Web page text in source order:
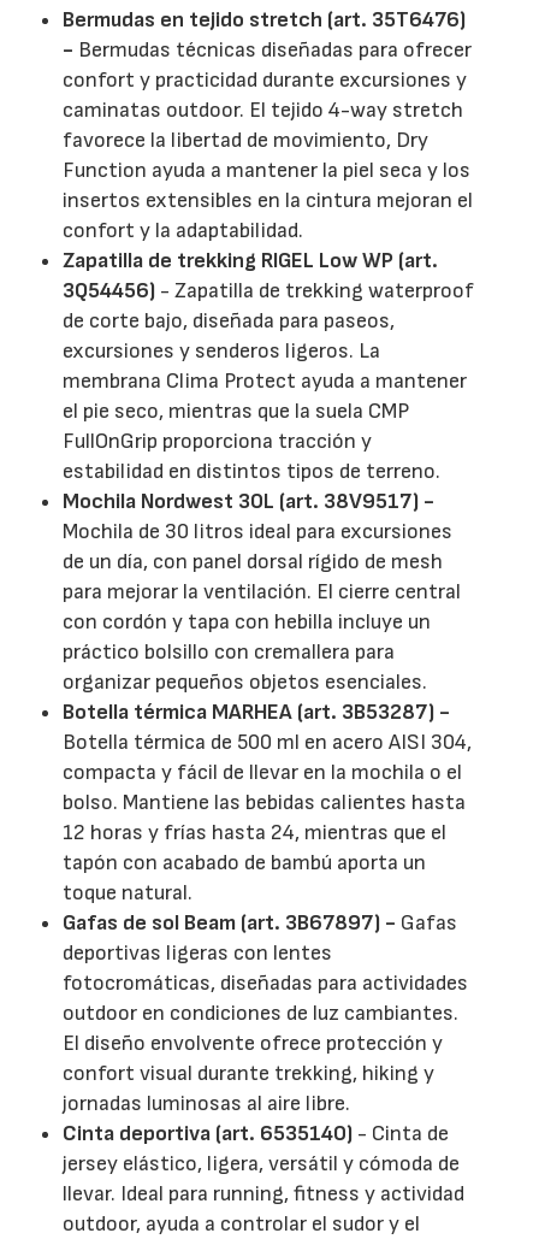
Bermudas en tejido stretch (art. 35T6476)
- Bermudas técnicas diseñadas para ofrecer
confort y practicidad durante excursiones y
caminatas outdoor. El tejido 4-way stretch
favorece la libertad de movimiento, Dry
Function ayuda a mantener la piel seca y los
insertos extensibles en la cintura mejoran el
confort y la adaptabilidad.
Zapatilla de trekking RIGEL Low WP (art.
3Q54456) - Zapatilla de trekking waterproof
de corte bajo, diseñada para paseos,
excursiones y senderos ligeros. La
membrana Clima Protect ayuda a mantener
el pie seco, mientras que la suela CMP
FullOnGrip proporciona tracción y
estabilidad en distintos tipos de terreno.
Mochila Nordwest 30L (art. 38V9517) -
Mochila de 30 litros ideal para excursiones
de un día, con panel dorsal rígido de mesh
para mejorar la ventilación. El cierre central
con cordón y tapa con hebilla incluye un
práctico bolsillo con cremallera para
organizar pequeños objetos esenciales.
Botella térmica MARHEA (art. 3B53287) -
Botella térmica de 500 ml en acero AISI 304,
compacta y fácil de llevar en la mochila o el
bolso. Mantiene las bebidas calientes hasta
12 horas y frías hasta 24, mientras que el
tapón con acabado de bambú aporta un
toque natural.
Gafas de sol Beam (art. 3B67897) - Gafas
deportivas ligeras con lentes
fotocromáticas, diseñadas para actividades
outdoor en condiciones de luz cambiantes.
El diseño envolvente ofrece protección y
confort visual durante trekking, hiking y
jornadas luminosas al aire libre.
Cinta deportiva (art. 6535140) - Cinta de
jersey elástico, ligera, versátil y cómoda de
llevar. Ideal para running, fitness y actividad
outdoor, ayuda a controlar el sudor y el